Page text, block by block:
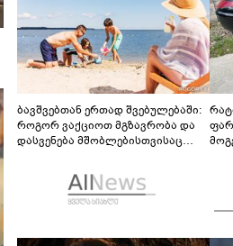
ბავშვებთან ერთად შვებულებაში:
როგორ ვაქციოთ მგზავრობა და
დასვენება მშობლებისთვისაც